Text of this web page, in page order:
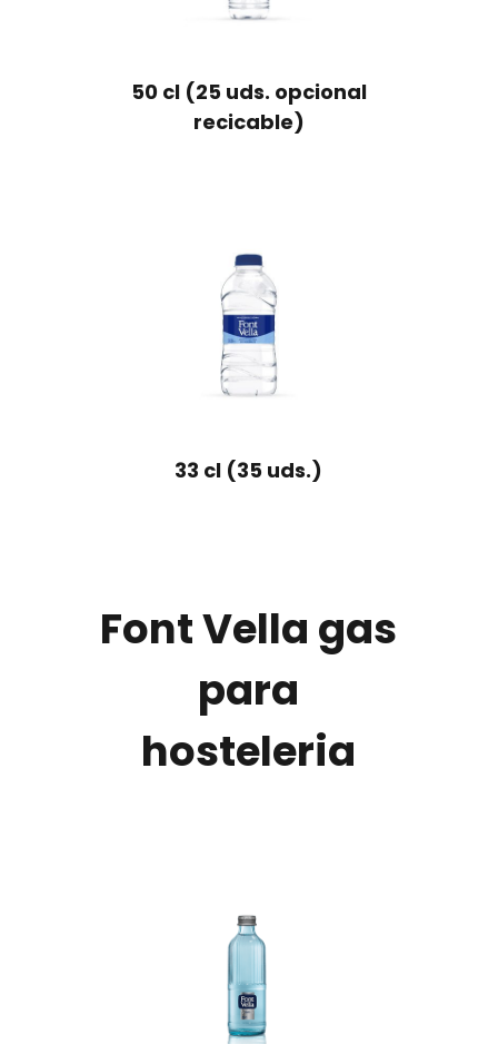
50 cl (25 uds. opcional
recicable)
33 cl (35 uds.)
Font Vella gas
para
hosteleria